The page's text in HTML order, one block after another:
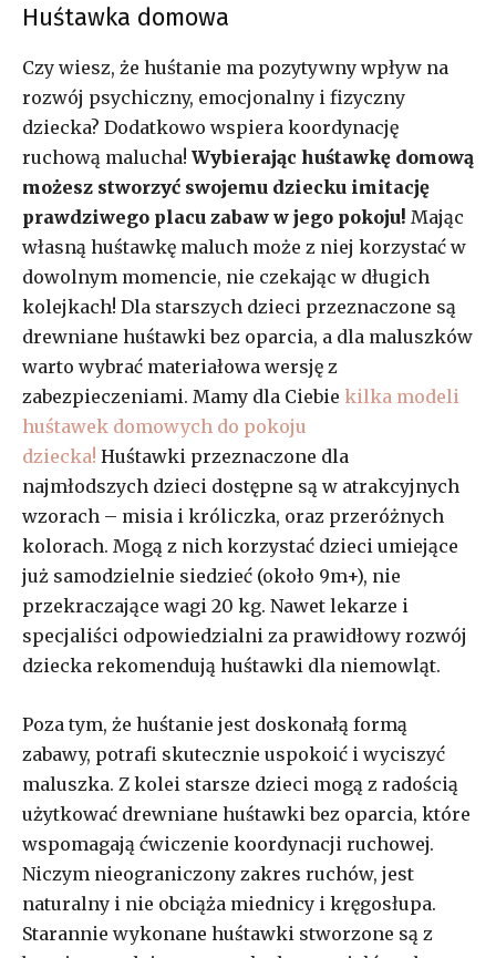
Huśtawka domowa
Czy wiesz, że huśtanie ma pozytywny wpływ na
rozwój psychiczny, emocjonalny i fizyczny
dziecka? Dodatkowo wspiera koordynację
ruchową malucha! Wybierając huśtawkę domową
możesz stworzyć swojemu dziecku imitację
prawdziwego placu zabaw w jego pokoju! Mając
własną huśtawkę maluch może z niej korzystać w
dowolnym momencie, nie czekając w długich
kolejkach! Dla starszych dzieci przeznaczone są
drewniane huśtawki bez oparcia, a dla maluszków
warto wybrać materiałowa wersję z
zabezpieczeniami. Mamy dla Ciebie kilka modeli
huśtawek domowych do pokoju
dziecka! Huśtawki przeznaczone dla
najmłodszych dzieci dostępne są w atrakcyjnych
wzorach – misia i króliczka, oraz przeróżnych
kolorach. Mogą z nich korzystać dzieci umiejące
już samodzielnie siedzieć (około 9m+), nie
przekraczające wagi 20 kg. Nawet lekarze i
specjaliści odpowiedzialni za prawidłowy rozwój
dziecka rekomendują huśtawki dla niemowląt.
Poza tym, że huśtanie jest doskonałą formą
zabawy, potrafi skutecznie uspokoić i wyciszyć
maluszka. Z kolei starsze dzieci mogą z radością
użytkować drewniane huśtawki bez oparcia, które
wspomagają ćwiczenie koordynacji ruchowej.
Niczym nieograniczony zakres ruchów, jest
naturalny i nie obciąża miednicy i kręgosłupa.
Starannie wykonane huśtawki stworzone są z